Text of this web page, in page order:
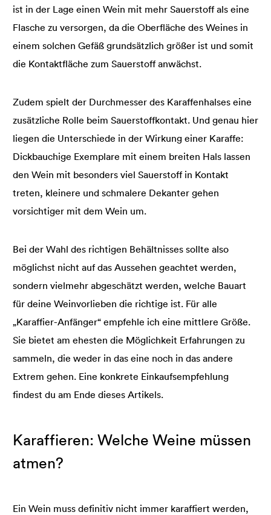
ist in der Lage einen Wein mit mehr Sauerstoff als eine
Flasche zu versorgen, da die Oberfläche des Weines in
einem solchen Gefäß grundsätzlich größer ist und somit
die Kontaktfläche zum Sauerstoff anwächst.
Zudem spielt der Durchmesser des Karaffenhalses eine
zusätzliche Rolle beim Sauerstoffkontakt. Und genau hier
liegen die Unterschiede in der Wirkung einer Karaffe:
Dickbauchige Exemplare mit einem breiten Hals lassen
den Wein mit besonders viel Sauerstoff in Kontakt
treten, kleinere und schmalere Dekanter gehen
vorsichtiger mit dem Wein um.
Bei der Wahl des richtigen Behältnisses sollte also
möglichst nicht auf das Aussehen geachtet werden,
sondern vielmehr abgeschätzt werden, welche Bauart
für deine Weinvorlieben die richtige ist. Für alle
„Karaffier-Anfänger“ empfehle ich eine mittlere Größe.
Sie bietet am ehesten die Möglichkeit Erfahrungen zu
sammeln, die weder in das eine noch in das andere
Extrem gehen. Eine konkrete Einkaufsempfehlung
findest du am Ende dieses Artikels.
Karaffieren: Welche Weine müssen
atmen?
Ein Wein muss definitiv nicht immer karaffiert werden,